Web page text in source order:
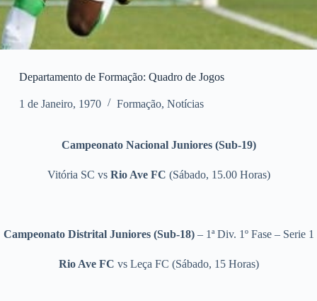
Departamento de Formação: Quadro de Jogos
1 de Janeiro, 1970 Formação, Notícias
Campeonato Nacional Juniores (Sub-19)
Vitória SC vs Rio Ave FC (Sábado, 15.00 Horas)
Campeonato Distrital Juniores (Sub-18)– 1ª Div. 1º Fase – Serie 1
Rio Ave FC vs Leça FC (Sábado, 15 Horas)